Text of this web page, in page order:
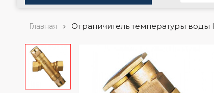
Главная Ограничитель температуры воды